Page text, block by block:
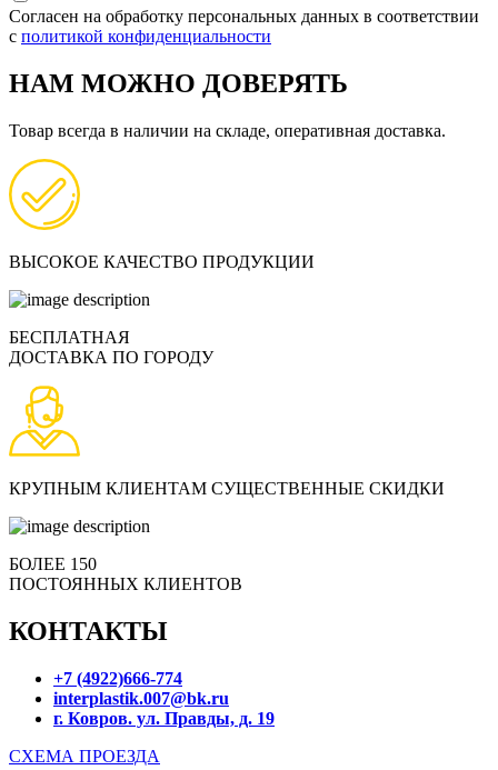
Согласен на обработку персональных данных в соответствии
с политикой конфиденциальности
НАМ МОЖНО ДОВЕРЯТЬ
Товар всегда в наличии на складе, оперативная доставка.
ВЫСОКОЕ КАЧЕСТВО ПРОДУКЦИИ
БЕСПЛАТНАЯ
ДОСТАВКА ПО ГОРОДУ
КРУПНЫМ КЛИЕНТАМ СУЩЕСТВЕННЫЕ СКИДКИ
БОЛЕЕ 150
ПОСТОЯННЫХ КЛИЕНТОВ
КОНТАКТЫ
+7 (4922)666-774
interplastik.007@bk.ru
г. Ковров. ул. Правды, д. 19
СХЕМА ПРОЕЗДА